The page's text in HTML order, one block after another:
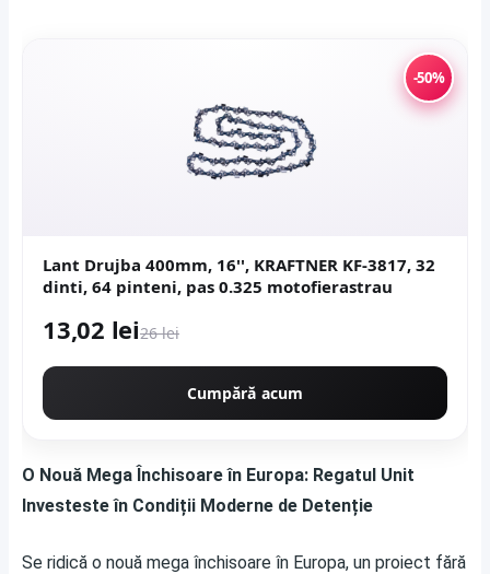
-50%
Lant Drujba 400mm, 16'', KRAFTNER KF-3817, 32
dinti, 64 pinteni, pas 0.325 motofierastrau
13,02 lei26 lei
Cumpără acum
O Nouă Mega Închisoare în Europa: Regatul Unit
Investeste în Condiții Moderne de Detenție
Se ridică o nouă mega închisoare în Europa, un proiect fără